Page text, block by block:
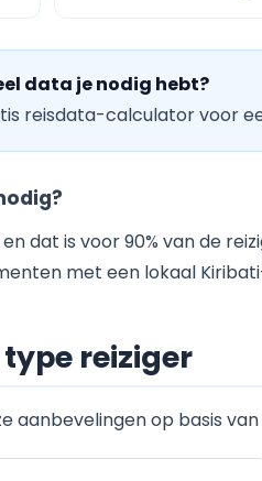
data je nodig hebt?
reisdata-calculator voor
dat is voor 90% van de
met een lokaal
reiziger
aanbevelingen op basis van